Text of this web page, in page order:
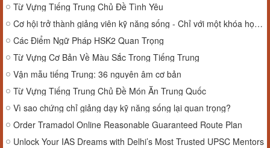
Từ Vựng Tiếng Trung Chủ Đề Tình Yêu
Cơ hội trở thành giảng viên kỹ năng sống - Chỉ với một khóa học ngắn hạn
Các Điểm Ngữ Pháp HSK2 Quan Trọng
Từ Vựng Cơ Bản Về Màu Sắc Trong Tiếng Trung
Vận mẫu tiếng Trung: 36 nguyên âm cơ bản
Từ Vựng Tiếng Trung Chủ Đề Món Ăn Trung Quốc
Vì sao chứng chỉ giảng dạy kỹ năng sống lại quan trọng?
Order Tramadol Online Reasonable Guaranteed Route Plan
Unlock Your IAS Dreams with Delhi’s Most Trusted UPSC Mentors